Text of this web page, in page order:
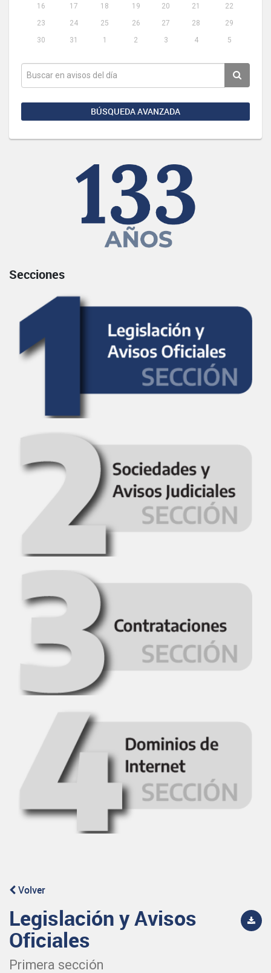
16
17 18 19 20 21
22
23
24 25 26 27 28
29
30
31 1 2 3 4 5
BÚSQUEDA AVANZADA
Secciones
Volver
Legislación y Avisos
Oficiales
Primera sección